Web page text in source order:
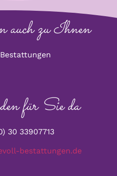
zu Ihnen
für Sie da
30 33907713
bestattungen.de